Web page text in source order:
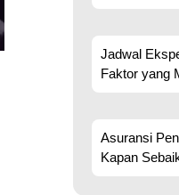
Jadwal
Faktor yang
Asuransi
Kapan